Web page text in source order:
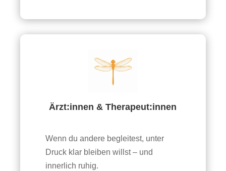
Ärzt:innen & Therapeut:innen
Wenn du andere begleitest, unter
Druck klar bleiben willst – und
innerlich ruhig.